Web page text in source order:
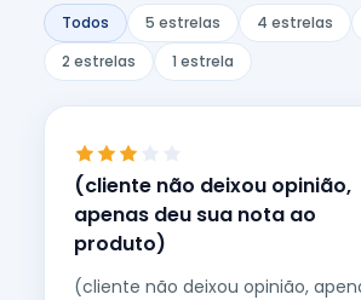
Todos 5 estrelas 4 estrelas
2 estrelas
1 estrela
(cliente não deixou opinião,
apenas deu sua nota ao
produto)
(cliente não deixou opinião,